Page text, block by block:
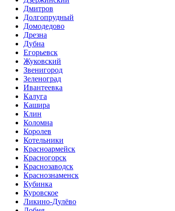
Дмитров
Долгопрудный
Домодедово
Дрезна
Дубна
Егорьевск
Жуковский
Звенигород
Зеленоград
Ивантеевка
Калуга
Кашира
Клин
Коломна
Королев
Котельники
Красноармейск
Красногорск
Краснозаводск
Краснознаменск
Кубинка
Куровское
Ликино-Дулёво